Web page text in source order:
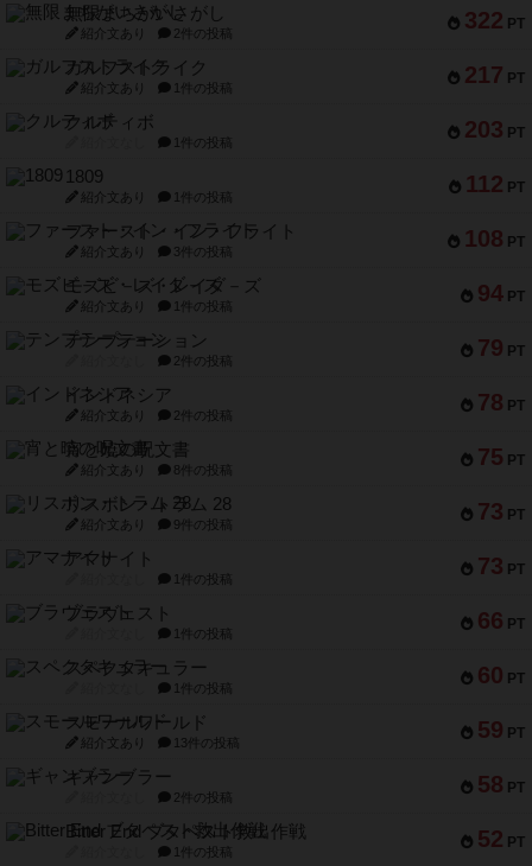
322 PT
無限まちがいさがし
紹介文あり 2件の投稿
217 PT
ガルフストライク
紹介文あり 1件の投稿
203 PT
クルティボ
1件の投稿
112 PT
1809
紹介文あり 1件の投稿
108 PT
ファースト・イン・フライト
紹介文あり 3件の投稿
94 PT
モズビ－ズ・レイダ－ズ
紹介文あり 1件の投稿
79 PT
テンプテーション
2件の投稿
78 PT
インドネシア
紹介文あり 2件の投稿
75 PT
宵と暁の呪文書
紹介文あり 8件の投稿
73 PT
リスボン・トラム 28
紹介文あり 9件の投稿
73 PT
アマナイト
1件の投稿
66 PT
ブラヴェスト
1件の投稿
60 PT
スペクタキュラー
1件の投稿
59 PT
スモールワールド
紹介文あり 13件の投稿
58 PT
ギャンブラー
2件の投稿
52 PT
Bitter End ブタペスト救出作戦
1件の投稿